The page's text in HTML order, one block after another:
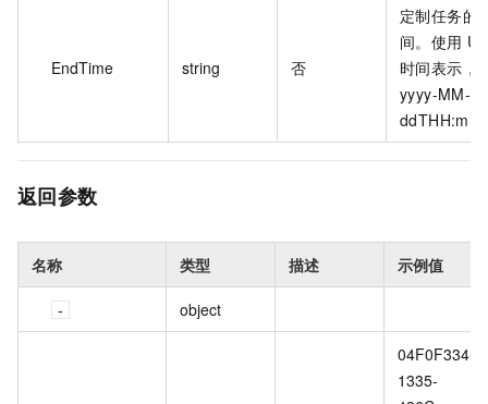
EndTime string 否
定制任务的
间。使用
时间表示，
yyyy-MM-
返回参数
名称 类型 描述 示例值
object
04F0F334-
1335-